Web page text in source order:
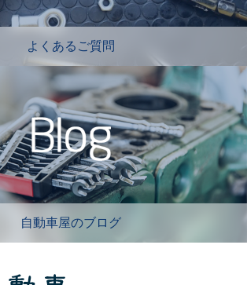
よくあるご質問
自動車屋のブログ